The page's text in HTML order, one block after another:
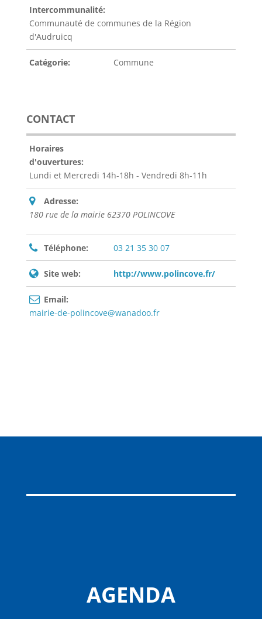
Intercommunalité:
Communauté de communes de la Région
d'Audruicq
Catégorie: Commune
CONTACT
Horaires
d'ouvertures:
Lundi et Mercredi 14h-18h - Vendredi 8h-11h
Adresse:
180 rue de la mairie 62370 POLINCOVE
Téléphone: 03 21 35 30 07
Site web: http://www.polincove.fr/
Email:
mairie-de-polincove@wanadoo.fr
AGENDA